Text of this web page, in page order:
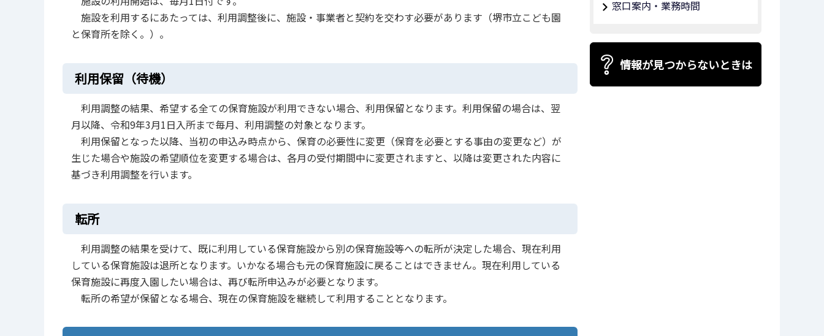
施設を利用するにあたっては、利用調整後に、施設・事業者と契約を交わす必要があります（堺市立こども園
と保育所を除く。）。
利用保留（待機）
利用調整の結果、希望する全ての保育施設が利用できない場合、利用保留となります。利用保留の場合は、翌
月以降、令和9年3月1日入所まで毎月、利用調整の対象となります。
利用保留となった以降、当初の申込み時点から、保育の必要性に変更（保育を必要とする事由の変更など）が
生じた場合や施設の希望順位を変更する場合は、各月の受付期間中に変更されますと、以降は変更された内容に
基づき利用調整を行います。
転所
利用調整の結果を受けて、既に利用している保育施設から別の保育施設等への転所が決定した場合、現在利用
している保育施設は退所となります。いかなる場合も元の保育施設に戻ることはできません。現在利用している
保育施設に再度入園したい場合は、再び転所申込みが必要となります。
転所の希望が保留となる場合、現在の保育施設を継続して利用することとなります。
窓口案内・業務時間
情報が見つからないときは